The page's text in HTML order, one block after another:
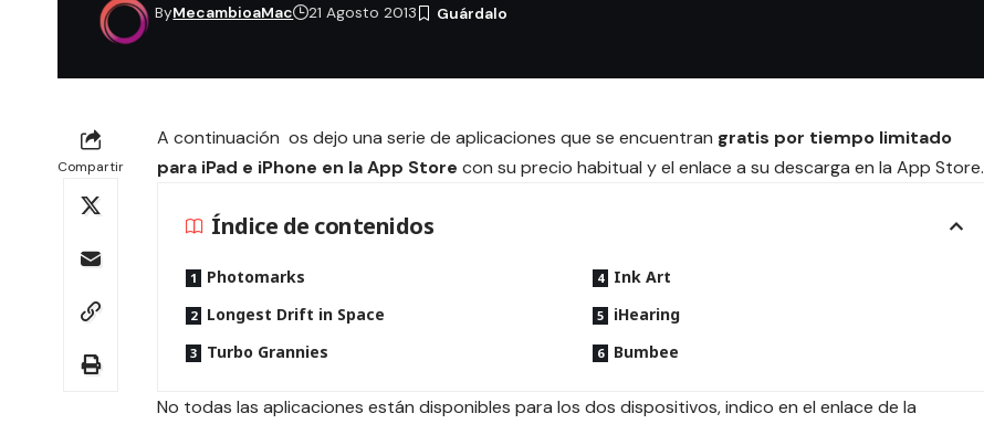
ByMecambioaMac 21 Agosto 2013
Compartir
A continuación os dejo una serie de aplicaciones que se encuentran gratis por tiempo limitado
para iPad e iPhone en la App Store con su precio habitual y el enlace a su descarga en la App Store.
Índice de contenidos
Photomarks
Longest Drift in Space
Turbo Grannies
Ink Art
iHearing
Bumbee
No todas las aplicaciones están disponibles para los dos dispositivos, indico en el enlace de la